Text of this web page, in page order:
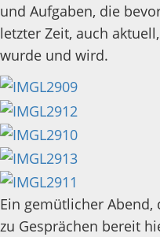
und Aufgaben, die
letzter Zeit, auch
wurde und wird.
Ein gemütlicher Abend,
zu Gesprächen bereit